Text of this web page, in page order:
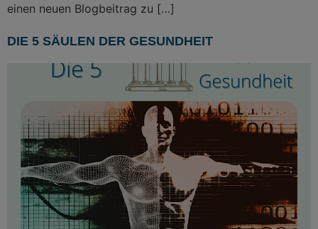
einen neuen Blogbeitrag zu […]
DIE 5 SÄULEN DER GESUNDHEIT